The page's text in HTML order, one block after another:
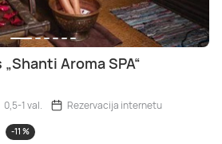
Aroma SPA“
0,5-1 val. Rezervacija internetu
-11 %